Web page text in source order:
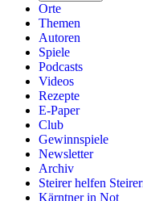
Orte
Themen
Autoren
Spiele
Podcasts
Videos
Rezepte
E-Paper
Club
Gewinnspiele
Newsletter
Archiv
Steirer helfen
Kärntner in Not